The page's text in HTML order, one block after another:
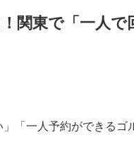
関東で「一人
「一人予約ができるゴ